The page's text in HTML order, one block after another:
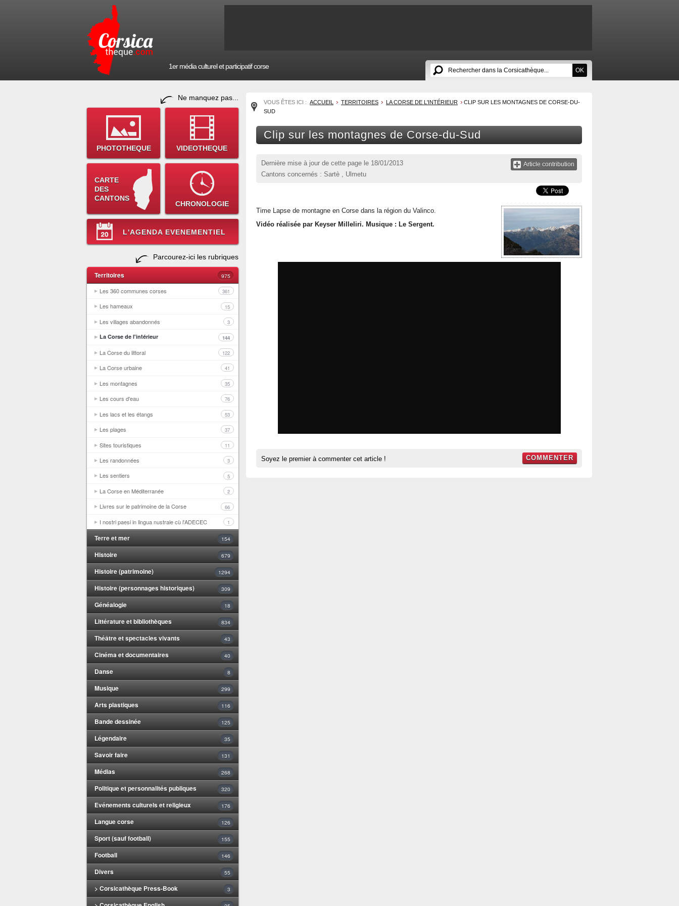
1er média culturel et participatif corse
Ne manquez pas...
PHOTOTHEQUE VIDEOTHEQUE
CARTE
DES
CANTONS
CHRONOLOGIE
L'AGENDA EVENEMENTIEL
Parcourez-ici les rubriques
Territoires 975
Les 360 communes corses 361
Les hameaux 15
Les villages abandonnés 3
La Corse de l'intérieur 144
La Corse du littoral 122
La Corse urbaine 41
Les montagnes 35
Les cours d'eau 76
Les lacs et les étangs 53
Les plages 37
Sites touristiques 11
Les randonnées 3
Les sentiers 5
La Corse en Méditerranée 2
Livres sur le patrimoine de la Corse 66
I nostri paesi in lingua nustrale cù l'ADECEC 1
Terre et mer 154
Histoire 679
Histoire (patrimoine) 1294
Histoire (personnages historiques) 309
Généalogie 18
Littérature et bibliothèques 834
Théâtre et spectacles vivants 43
Cinéma et documentaires 40
Danse 8
Musique 299
Arts plastiques 116
Bande dessinée 125
Légendaire 35
Savoir faire 131
Médias 268
Politique et personnalités publiques 320
Evénements culturels et religieux 176
Langue corse 126
Sport (sauf football) 155
Football 146
Divers 55
> Corsicathèque Press-Book 3
VOUS ÊTES ICI : ACCUEIL TERRITOIRES LA CORSE DE L'INTÉRIEUR
CLIP SUR LES MONTAGNES DE CORSE-DU-
SUD
Clip sur les montagnes de Corse-du-Sud
Article contribution
Dernière mise à jour de cette page le 18/01/2013
Cantons concernés : Sartè , Ulmetu
Time Lapse de montagne en Corse dans la région du Valinco.
Vidéo réalisée par Keyser Milleliri. Musique : Le Sergent.
Soyez le premier à commenter cet article ! COMMENTER